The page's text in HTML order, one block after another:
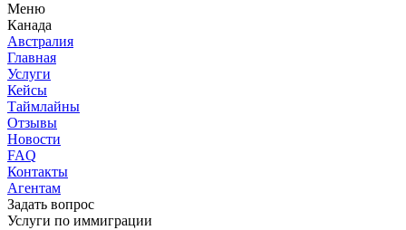
Меню
Канада
Австралия
Главная
Услуги
Кейсы
Таймлайны
Отзывы
Новости
FAQ
Контакты
Агентам
Задать вопрос
Услуги по иммиграции